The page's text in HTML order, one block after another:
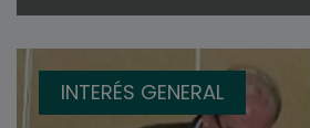
INTERÉS GENERAL